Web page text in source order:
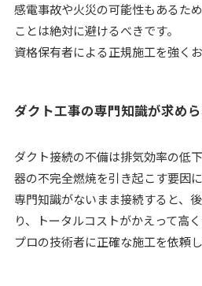
感電事故や火災の可能性もあるた
ことは絶対に避けるべきです。
資格保有者による正規施工を強く
ダクト工事の専門知識が求め
ダクト接続の不備は排気効率の低
器の不完全燃焼を引き起こす要因に
専門知識がないまま接続すると、
り、トータルコストがかえって高
プロの技術者に正確な施工を依頼し